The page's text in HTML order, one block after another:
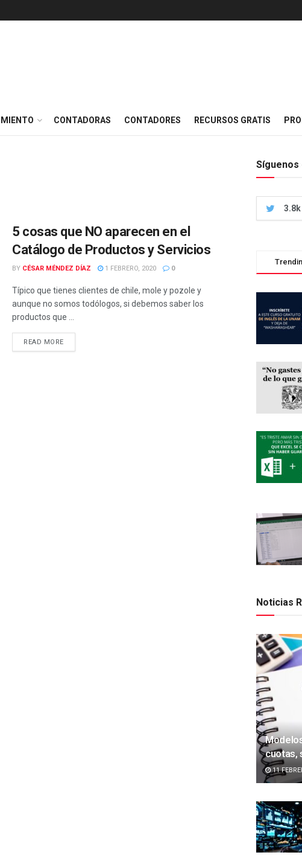
CONTADORAS CONTADORES RECURSOS GRATIS
5 cosas que NO aparecen en el
Catálogo de Productos y Servicios
BY CÉSAR MÉNDEZ DÍAZ 1 FEBRERO, 2020 0
Típico que tienes clientes de chile, mole y pozole y
aunque no somos todólogos, si debemos saber los
productos que ...
READ MORE
Síguenos
3.8k
Noticias
cuotas,
11